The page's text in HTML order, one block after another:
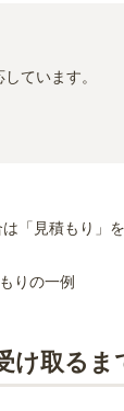
ています。
「見積もり」
け取る